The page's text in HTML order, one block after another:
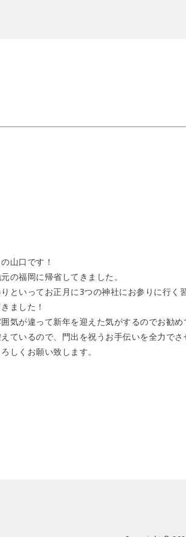
山口です！
の福岡に帰省してきました。
といってお正月に3つの神社にお参りに行く
ました！
気が違って新年を迎えた気がするのでお勧
ているので、門出を祝うお手伝いを全力でさ
しくお願い致します。